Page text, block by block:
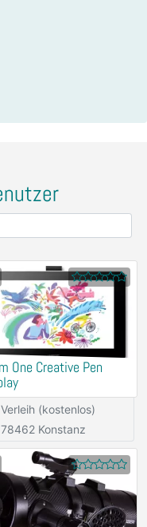
One Creative Pen
Verleih (kostenlos)
78462 Konstanz